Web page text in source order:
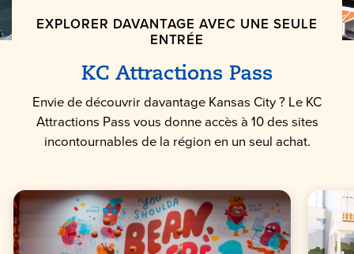
EXPLORER DAVANTAGE AVEC UNE SEULE
ENTRÉE
KC Attractions Pass
Envie de découvrir davantage Kansas City ? Le KC
Attractions Pass vous donne accès à 10 des sites
incontournables de la région en un seul achat.